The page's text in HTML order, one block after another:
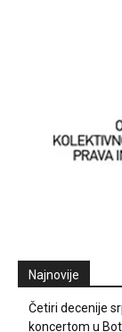
Najnovije
Četiri decenije
koncertom u